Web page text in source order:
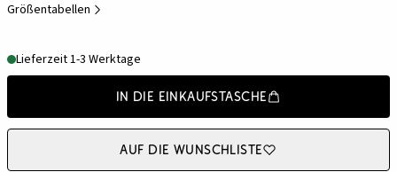
Größentabellen
Lieferzeit 1-3 Werktage
In die Einkaufstasche
Auf die Wunschliste